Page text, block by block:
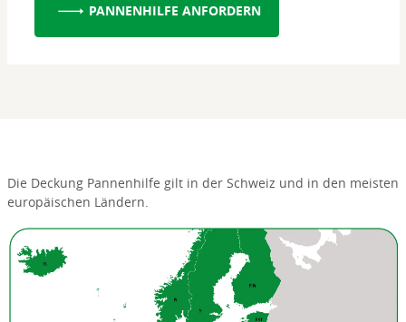
PANNENHILFE ANFORDERN
Die Deckung Pannenhilfe gilt in der Schweiz und in den meisten
europäischen Ländern.